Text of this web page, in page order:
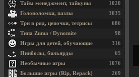
1020
Тайм менеджмент, тайкуны
3035
Головоломки, пазлы
686
Три в ряд, цепочки, тетрисы
98
Типа Zuma / Dynomite
316
Игры для детей, обучающие
65
Пинболы, бильярды
1076
Необычные игры
269
Большие игры (Rip, Repack)